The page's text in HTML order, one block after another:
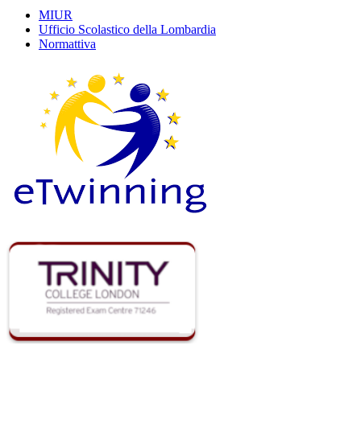
MIUR
Ufficio Scolastico della Lombardia
Normattiva